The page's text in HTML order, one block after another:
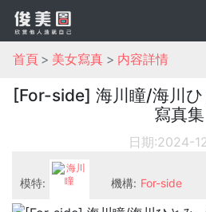
首頁 美女寫真 内容詳情
[For-side] 海川瞳/海川ひ
寫真集
日期:2024-
模特:
海川瞳
機構: For-side